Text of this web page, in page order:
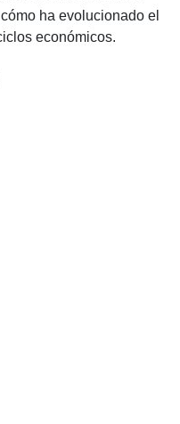
ha evolucionado el
económicos.